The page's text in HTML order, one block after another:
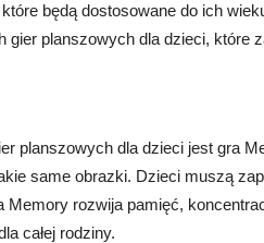
będą dostosowane do ich
gier planszowych dla dzieci, które
planszowych dla dzieci jest gra
same obrazki. Dzieci muszą
Memory rozwija pamięć,
całej rodziny.